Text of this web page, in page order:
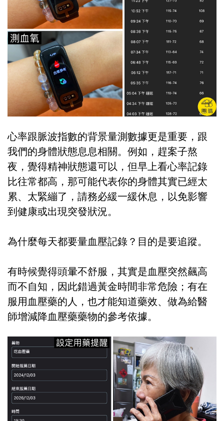
心率跟脈波指數的背景量測數據更是重要，跟
我們的身體狀態息息相關。例如，趕案子熬
夜，覺得精神狀態還可以，但早上看心率記錄
比往常都高，那可能代表你的身體其實已經太
累、太緊繃了，請務必緩一緩休息，以免影響
到健康或出現突發狀況。
為什麼每天都要量血壓記錄？目的是要追蹤。
有時候覺得頭暈不舒服，其實是血壓突然飆高
而不自知，因此錯過黃金時間非常危險；有在
服用血壓藥的人，也才能知道藥效、做為給醫
師增減降血壓藥藥物的參考依據。